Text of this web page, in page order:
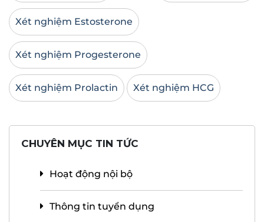
Xét nghiệm Estosterone
Xét nghiệm Progesterone
Xét nghiệm Prolactin Xét nghiệm HCG
CHUYÊN MỤC TIN TỨC
Hoạt động nội bộ
Thông tin tuyển dụng